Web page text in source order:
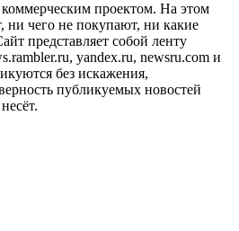
проектом. На этом
ни чего не покупают, ни какие
представляет собой ленту
yandex.ru, newsru.com и
без искажения,
публикуемых новостей